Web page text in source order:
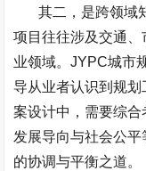
其二，是跨领域
项目往往涉及交通
业领域。JYPC城市
导从业者认识到规
案设计中，需要综
发展导向与社会公
的协调与平衡之道。